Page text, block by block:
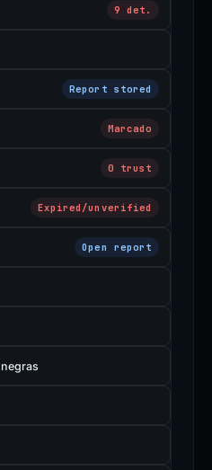
9 det.
Report stored
Marcado
0 trust
Expired/unverified
Open report